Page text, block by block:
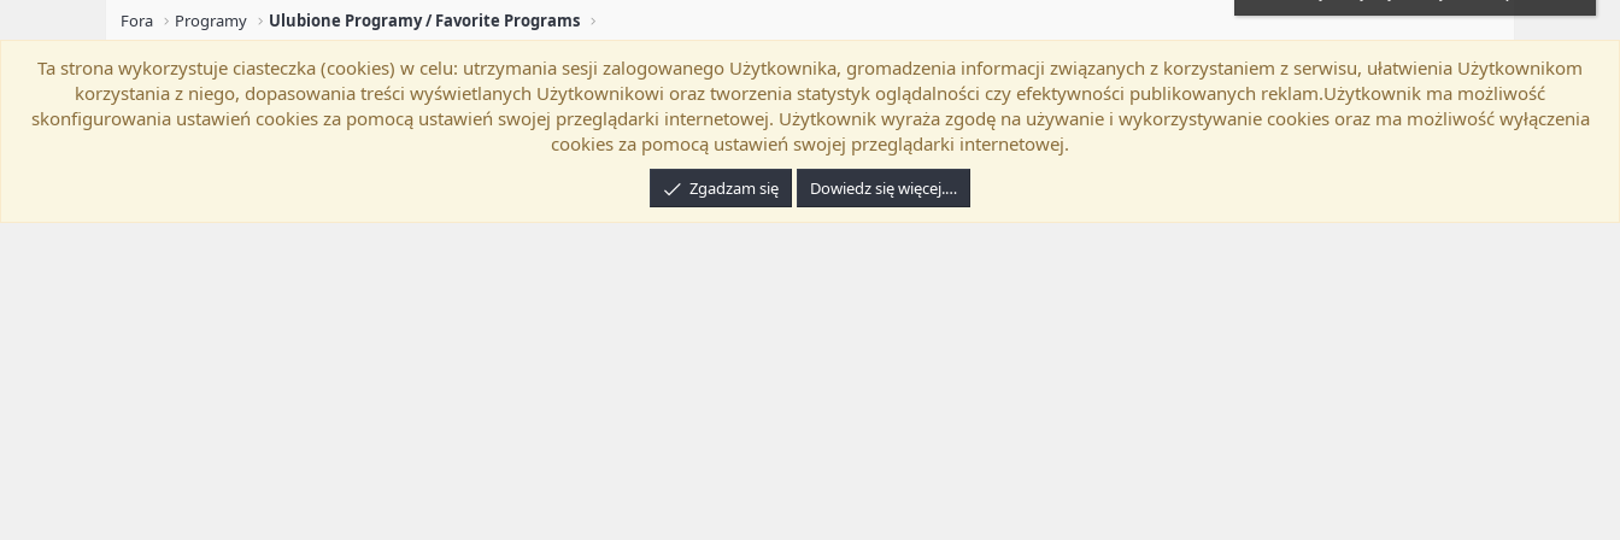
Fora Programy Ulubione Programy / Favorite Programs
Flat Awesome + (Parent DO NOT EDIT) Zmień szerokość Polski (PL) Kontakt Regulamin Polityka prywatności Pomoc TwitterKontakt
RSS
Tłumaczenie wykonane przezprogramyzadarmo.net.pl
Ta strona wykorzystuje ciasteczka (cookies) w celu: utrzymania sesji zalogowanego Użytkownika, gromadzenia informacji związanych z korzystaniem z serwisu, ułatwienia Użytkownikom
korzystania z niego, dopasowania treści wyświetlanych Użytkownikowi oraz tworzenia statystyk oglądalności czy efektywności publikowanych reklam.Użytkownik ma możliwość
skonfigurowania ustawień cookies za pomocą ustawień swojej przeglądarki internetowej. Użytkownik wyraża zgodę na używanie i wykorzystywanie cookies oraz ma możliwość wyłączenia
cookies za pomocą ustawień swojej przeglądarki internetowej.
Zgadzam się Dowiedz się więcej.…